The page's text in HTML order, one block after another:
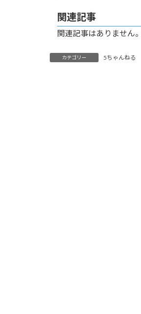
関連記事
関連記事はありません。
カテゴリー 5ちゃんねる